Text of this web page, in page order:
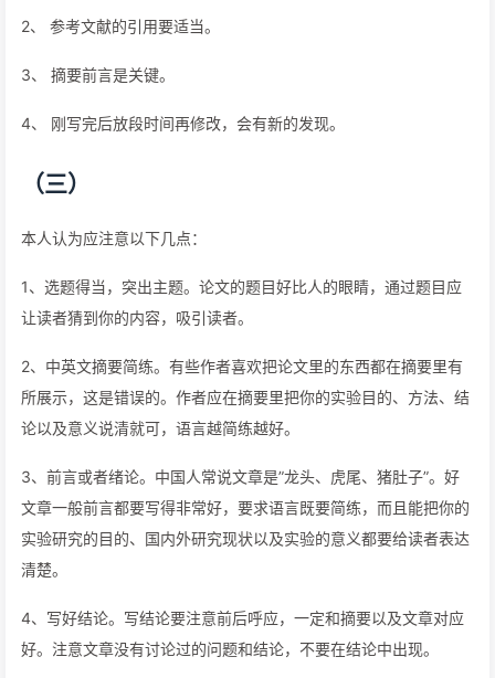
2、 参考文献的引用要适当。
3、 摘要前言是关键。
4、 刚写完后放段时间再修改，会有新的发现。
（三）
本人认为应注意以下几点：
1、选题得当，突出主题。论文的题目好比人的眼睛，通过题目应
让读者猜到你的内容，吸引读者。
2、中英文摘要简练。有些作者喜欢把论文里的东西都在摘要里有
所展示，这是错误的。作者应在摘要里把你的实验目的、方法、结
论以及意义说清就可，语言越简练越好。
3、前言或者绪论。中国人常说文章是”龙头、虎尾、猪肚子”。好
文章一般前言都要写得非常好，要求语言既要简练，而且能把你的
实验研究的目的、国内外研究现状以及实验的意义都要给读者表达
清楚。
4、写好结论。写结论要注意前后呼应，一定和摘要以及文章对应
好。注意文章没有讨论过的问题和结论，不要在结论中出现。